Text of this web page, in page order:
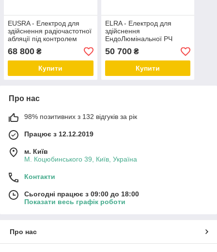
EUSRA - Електрод для
здійснення радіочастотної
абляції під контролем
ендоскопічної
ультразвукової сонографії
68 800 ₴
Купити
ELRA - Електрод для
здійснення
ЕндоЛюмінальної РЧ
Абляції
50 700₴
Купити
Про нас
98% позитивних з 132 відгуків за рік
Працює з 12.12.2019
м. Київ
М. Коцюбинського 39, Київ, Україна
Контакти
Сьогодні працює з 09:00 до 18:00
Показати весь графік роботи
Про нас